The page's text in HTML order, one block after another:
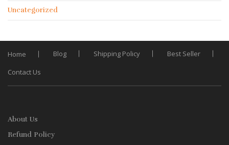
Uncategorized
Home Blog Shipping Policy
Best Seller
Contact Us
About Us
Refund Policy